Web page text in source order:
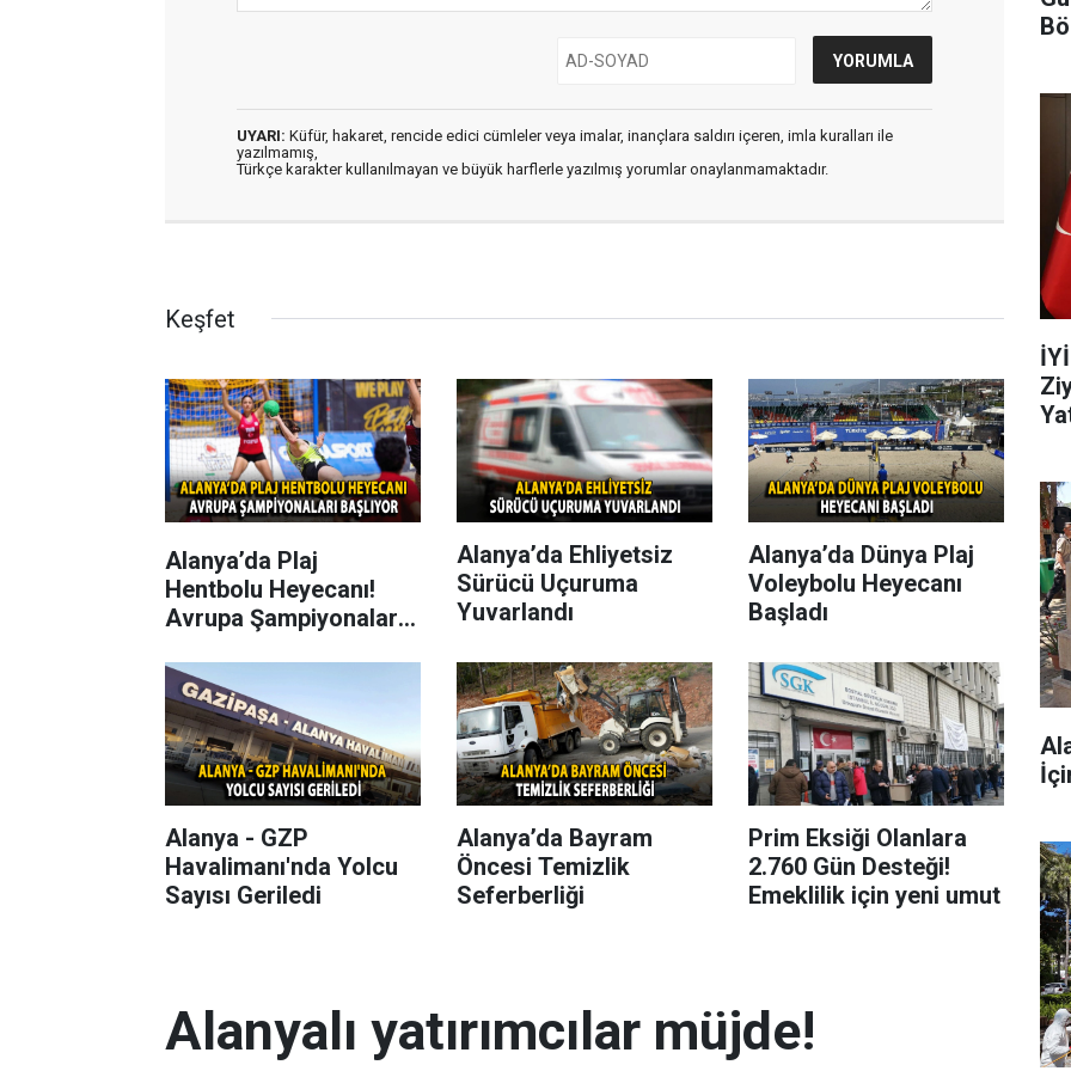
UYARI: Küfür, hakaret, rencide edici cümleler veya imalar, inançlara saldırı içeren, imla kuralları ile
yazılmamış,
Türkçe karakter kullanılmayan ve büyük harflerle yazılmış yorumlar onaylanmamaktadır.
Keşfet
Alanya’da Plaj
Hentbolu Heyecanı!
Avrupa Şampiyonaları
Alanya’da Ehliyetsiz
Sürücü Uçuruma
Yuvarlandı
Alanya’da Dünya Plaj
Voleybolu Heyecanı
Başladı
Alanya - GZP
Havalimanı'nda Yolcu
Sayısı Geriledi
Alanya’da Bayram
Öncesi Temizlik
Seferberliği
Prim Eksiği Olanlara
2.760 Gün Desteği!
Emeklilik için yeni umut
Alanyalı yatırımcılar müjde!